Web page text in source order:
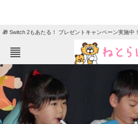
🎁 Switch 2もあたる！ プレゼントキャンペーン実施中！
TOP ニュース
エンタメ クイズ
グルメ 地域